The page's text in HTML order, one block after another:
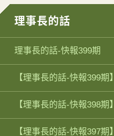
理事長的話
理事長的話-快報399期
【理事長的話-快報399期】
【理事長的話-快報398期】
【理事長的話-快報397期】